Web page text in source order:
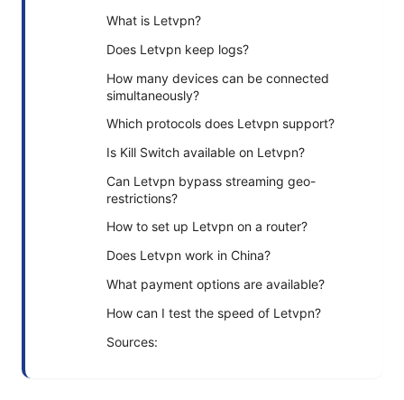
What is Letvpn?
Does Letvpn keep logs?
How many devices can be connected
simultaneously?
Which protocols does Letvpn support?
Is Kill Switch available on Letvpn?
Can Letvpn bypass streaming geo-
restrictions?
How to set up Letvpn on a router?
Does Letvpn work in China?
What payment options are available?
How can I test the speed of Letvpn?
Sources: